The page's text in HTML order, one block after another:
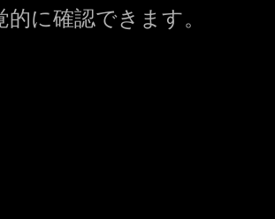
に確認できます。